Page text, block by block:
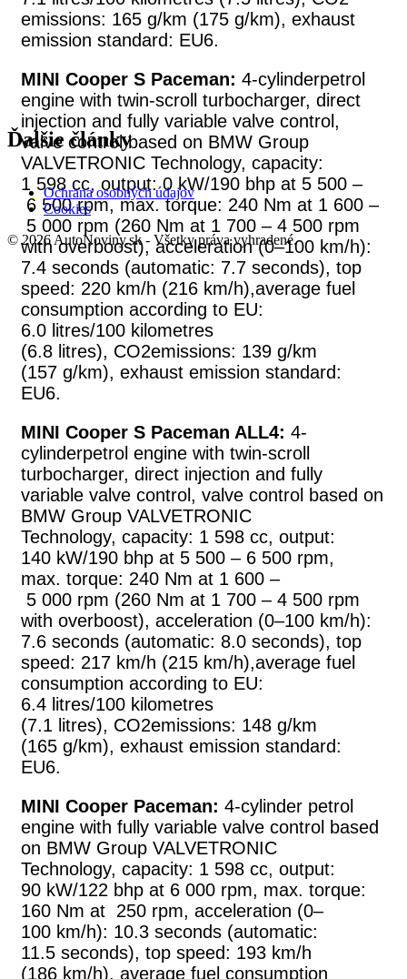
emissions: 165 g/km (175 g/km), exhaust
emission standard: EU6.
MINI Cooper S Paceman: 4-cylinderpetrol
engine with twin-scroll turbocharger, direct
injection and fully variable valve control,
valve control based on BMW Group
VALVETRONIC Technology, capacity:
1 598 cc, output: 0 kW/190 bhp at 5 500 –
6 500 rpm, max. torque: 240 Nm at 1 600 –
5 000 rpm (260 Nm at 1 700 – 4 500 rpm
with overboost), acceleration (0–100 km/h):
7.4 seconds (automatic: 7.7 seconds), top
speed: 220 km/h (216 km/h),average fuel
consumption according to EU:
6.0 litres/100 kilometres
(6.8 litres), CO2emissions: 139 g/km
(157 g/km), exhaust emission standard:
EU6.
MINI Cooper S Paceman ALL4: 4-
cylinderpetrol engine with twin-scroll
turbocharger, direct injection and fully
variable valve control, valve control based on
BMW Group VALVETRONIC
Technology, capacity: 1 598 cc, output:
140 kW/190 bhp at 5 500 – 6 500 rpm,
max. torque: 240 Nm at 1 600 –
5 000 rpm (260 Nm at 1 700 – 4 500 rpm
with overboost), acceleration (0–100 km/h):
7.6 seconds (automatic: 8.0 seconds), top
speed: 217 km/h (215 km/h),average fuel
consumption according to EU:
6.4 litres/100 kilometres
(7.1 litres), CO2emissions: 148 g/km
(165 g/km), exhaust emission standard:
EU6.
MINI Cooper Paceman: 4-cylinder petrol
engine with fully variable valve control based
on BMW Group VALVETRONIC
Technology, capacity: 1 598 cc, output:
90 kW/122 bhp at 6 000 rpm, max. torque:
160 Nm at 250 rpm, acceleration (0–
100 km/h): 10.3 seconds (automatic:
11.5 seconds), top speed: 193 km/h
(186 km/h), average fuel consumption
Ďalšie články
Ochrana osobných údajov
Cookies
© 2026 AutoNoviny.sk - Všetky práva vyhradené.